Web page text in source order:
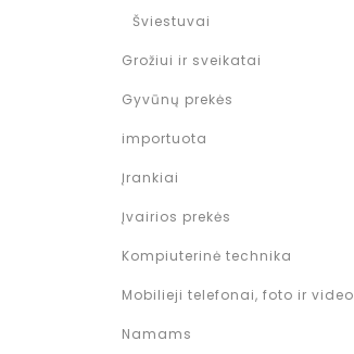
Šviestuvai
Grožiui ir sveikatai
Gyvūnų prekės
importuota
Įrankiai
Įvairios prekės
Kompiuterinė technika
Mobilieji telefonai, foto ir video
Namams